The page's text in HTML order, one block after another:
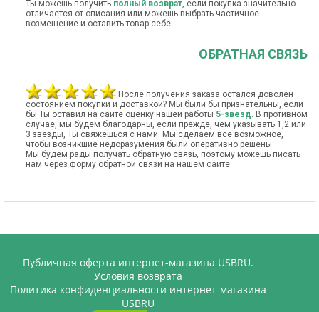
Ты можешь получить полный возврат, если покупка значительно
отличается от описания или можешь выбрать частичное
возмещение и оставить товар себе.
ОБРАТНАЯ СВЯЗЬ
После получения заказа остался доволен
состоянием покупки и доставкой? Мы были бы признательны, если
бы Ты оставил на сайте оценку нашей работы 5-звезд. В противном
случае, мы будем благодарны, если прежде, чем указывать 1,2 или
3 звезды, Ты свяжешься с нами. Мы сделаем все возможное,
чтобы возникшие недоразумения были оперативно решены.
Мы будем рады получать обратную связь, поэтому можешь писать
нам через форму обратной связи на нашем сайте.
Публичная оферта интернет-магазина USBRU.
Условия возврата
Политика конфиденциальности интернет-магазина
USBRU